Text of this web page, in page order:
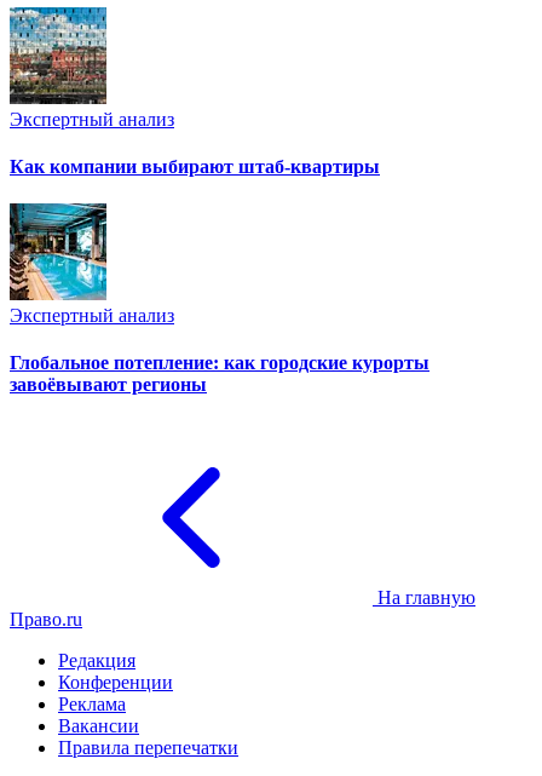
Экспертный анализ
Как компании выбирают штаб-квартиры
Экспертный анализ
Глобальное потепление: как городские курорты
завоёвывают регионы
На главную
Право.ru
Редакция
Конференции
Реклама
Вакансии
Правила перепечатки